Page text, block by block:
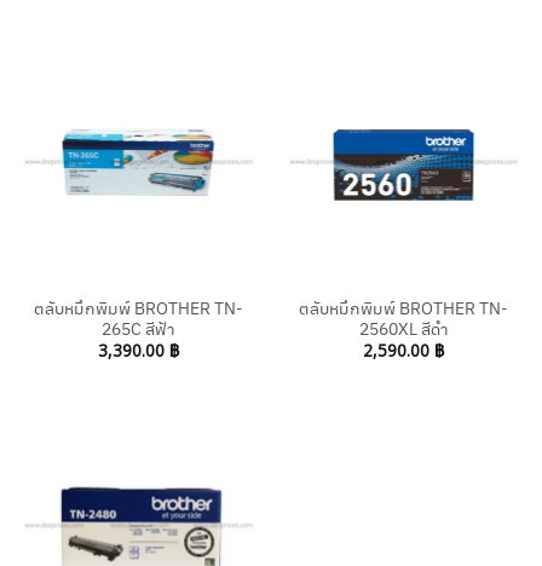
ตลับหมึกพิมพ์ BROTHER TN-
265C สีฟ้า
3,390.00 ฿
ตลับหมึกพิมพ์ BROTHER TN-
2560XL สีดำ
2,590.00 ฿